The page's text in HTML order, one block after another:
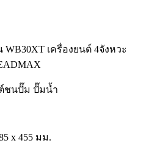
เครื่องยนต์ 4จังหวะ
ต์ชนปั๊ม ปั๊มน้ำ
x 455 มม.